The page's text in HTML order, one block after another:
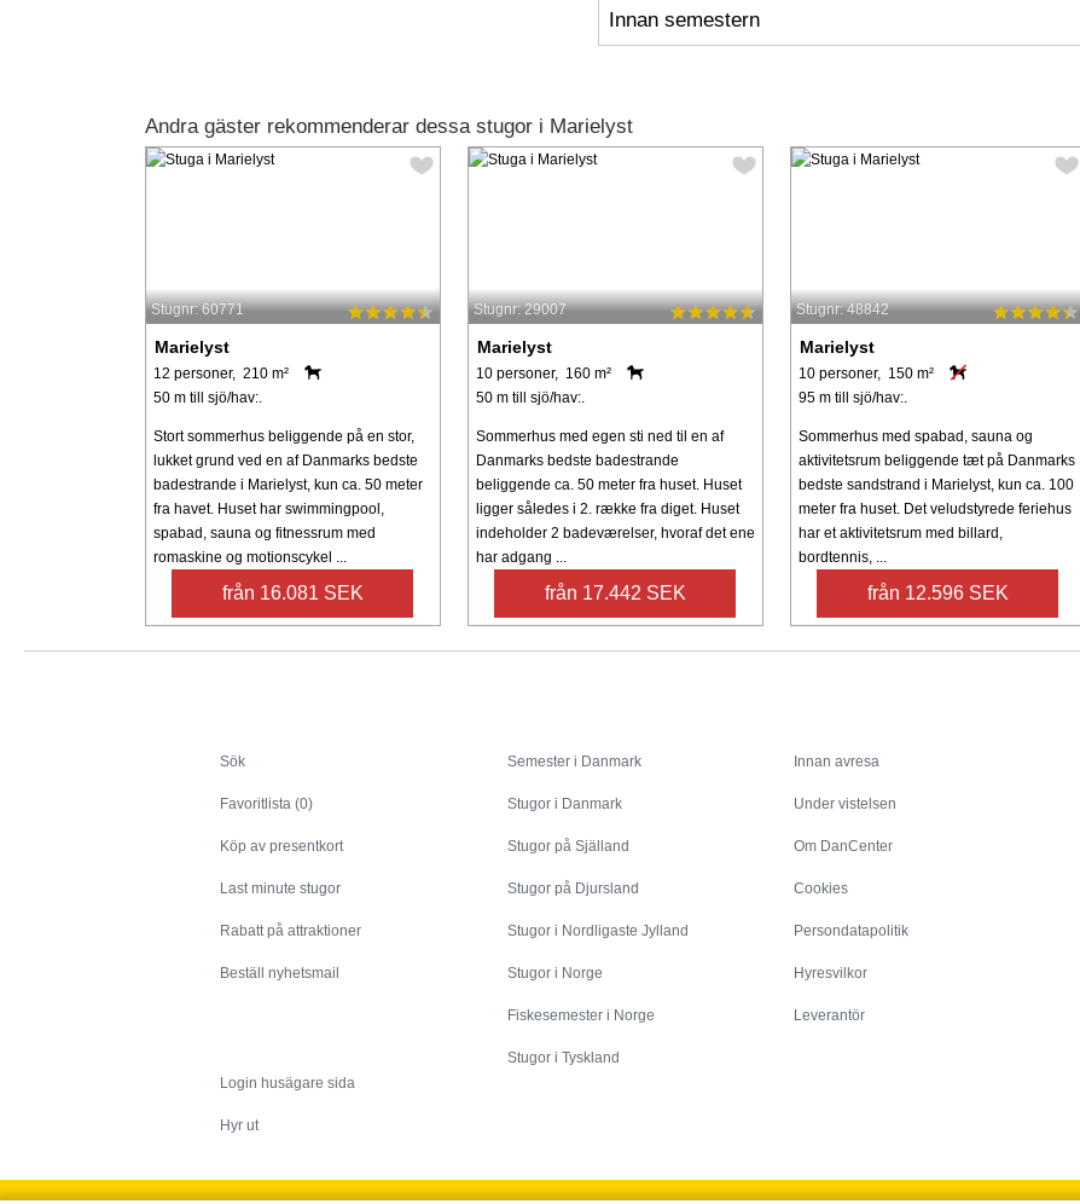
Innan semestern
Andra gäster rekommenderar dessa stugor i Marielyst
Stugnr: 60771
Marielyst
12 personer, 210 m²
50 m till sjö/hav:.
Stort sommerhus beliggende på en stor,
lukket grund ved en af Danmarks bedste
badestrande i Marielyst, kun ca. 50 meter
fra havet. Huset har swimmingpool,
spabad, sauna og fitnessrum med
romaskine og motionscykel ...
från 16.081 SEK
Stugnr: 29007
Marielyst
10 personer, 160 m²
50 m till sjö/hav:.
Sommerhus med egen sti ned til en af
Danmarks bedste badestrande
beliggende ca. 50 meter fra huset. Huset
ligger således i 2. række fra diget. Huset
indeholder 2 badeværelser, hvoraf det ene
har adgang ...
från 17.442 SEK
Stugnr: 48842
Marielyst
10 personer, 150 m²
95 m till sjö/hav:.
Sommerhus med spabad, sauna og
aktivitetsrum beliggende tæt på Danmarks
bedste sandstrand i Marielyst, kun ca. 100
meter fra huset. Det veludstyrede feriehus
har et aktivitetsrum med billard,
bordtennis, ...
från 12.596 SEK
Sök
Favoritlista (0)
Köp av presentkort
Last minute stugor
Rabatt på attraktioner
Beställ nyhetsmail
Login husägare sida
Hyr ut
Semester i Danmark
Stugor i Danmark
Stugor på Själland
Stugor på Djursland
Stugor i Nordligaste Jylland
Stugor i Norge
Fiskesemester i Norge
Stugor i Tyskland
Innan avresa
Under vistelsen
Om DanCenter
Cookies
Persondatapolitik
Hyresvilkor
Leverantör